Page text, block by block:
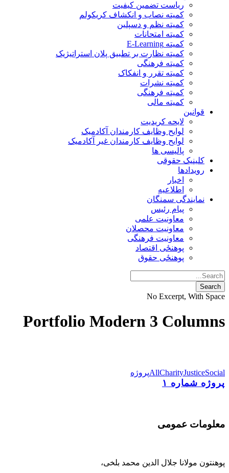
ریاست تضمین کیفیت
کمیته نصاب و انکشاف کریکولم
کمیته نظم و دسپلین
کمیته امتحانات
کمیته E-Learning
کمیته نظارت بر تطبیق پلان استراتیژیک
کمیته فرهنگی
کمیته تقرر و انفکاک
کمیته نشرات
کمیته فرهنگی
کمیته مالی
قوانین
لایحه کریدیت
لوایح وظایف کارمندان آکادمیک
لوایح وظایف کارمندان غیر آکادمیک
پالیسی ها
کلینیک حقوقی
رویدادها
اخبار
اطلاعیه
نمایندگی سمنگان
پیام رئیس
معاونیت علمی
معاونیت محصلان
معاونیت فرهنگی
پوهنځی اقتصاد
پوهنځی حقوق
No Excerpt, With Space
Portfolio Modern 3 Columns
AllCharityJusticeSocial پروژه
پروژه شماره ۱
معلومات عمومی
پوهنتون مولانا جلال الدین محمد بلخی،